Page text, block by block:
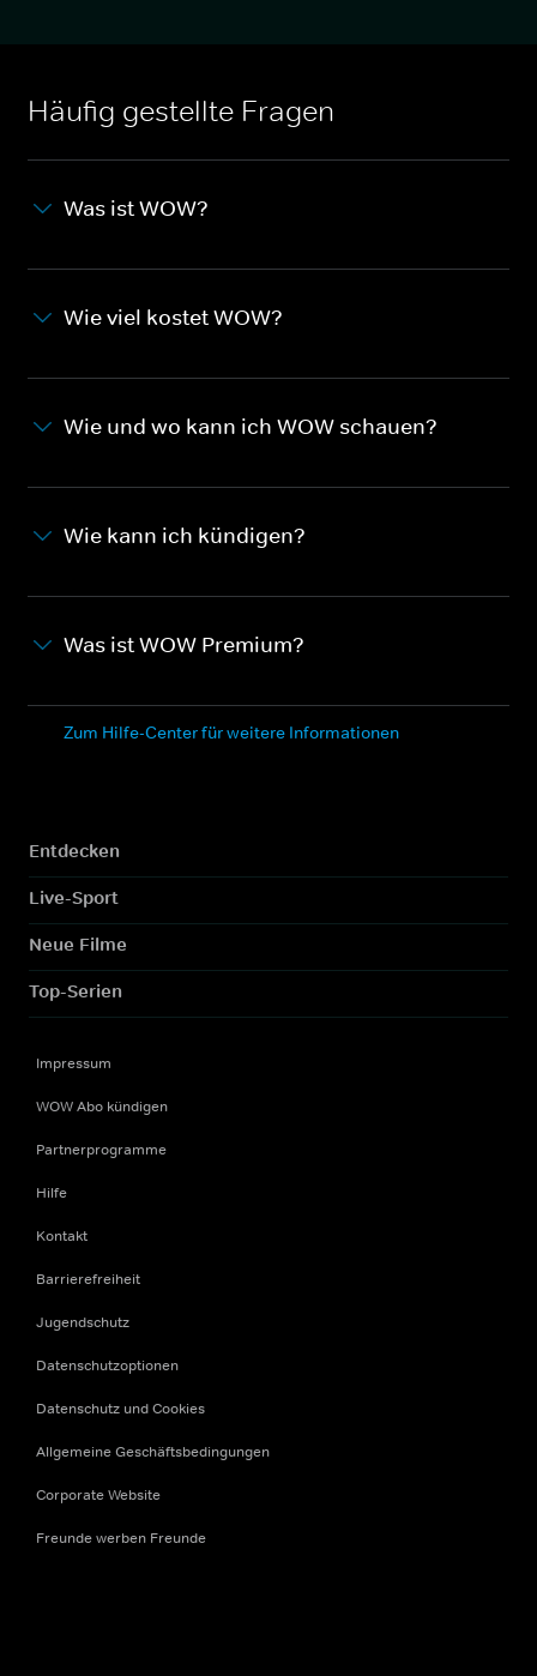
Häufig gestellte Fragen
Was ist WOW?
Wie viel kostet WOW?
Wie und wo kann ich WOW schauen?
Wie kann ich kündigen?
Was ist WOW Premium?
Zum Hilfe-Center für weitere Informationen
Entdecken
Live-Sport
Neue Filme
Top-Serien
Impressum
WOW Abo kündigen
Partnerprogramme
Hilfe
Kontakt
Barrierefreiheit
Jugendschutz
Datenschutzoptionen
Datenschutz und Cookies
Allgemeine Geschäftsbedingungen
Corporate Website
Freunde werben Freunde